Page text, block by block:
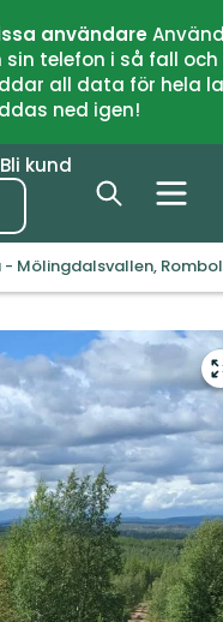
användare
telefon i så fall
all data för
ned igen!
Bli kund
- Mölingdalsvallen,